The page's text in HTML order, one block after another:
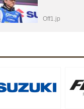
Off1.jp